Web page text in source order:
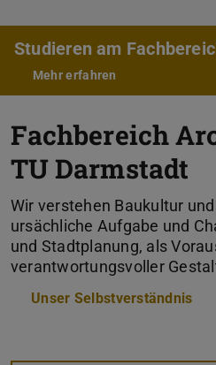
Studieren am
Mehr erfahren
Fachbereich
TU Darmstadt
Wir verstehen Baukultur
ursächliche Aufgabe und
und Stadtplanung, als
verantwortungsvoller
Unser Selbstverständnis